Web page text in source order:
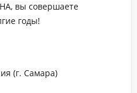
вы совершаете
годы!
(г. Самара)